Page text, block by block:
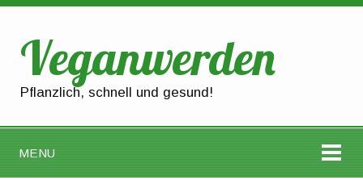
Veganwerden
Pflanzlich, schnell und gesund!
MENU